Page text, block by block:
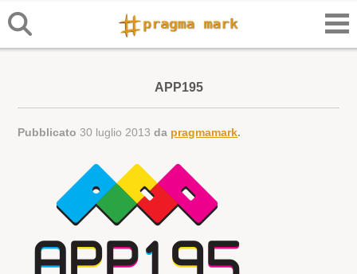
APP195
Pubblicato30 luglio 2013 da pragmamark.